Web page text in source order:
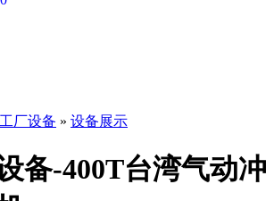
工厂设备 » 设备展示
备-400T台湾气动冲